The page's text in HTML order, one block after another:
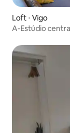
Loft ⋅ Vigo
A-Estúdio